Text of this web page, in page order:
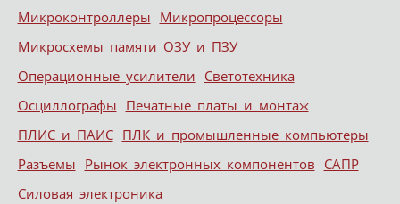
Микроконтроллеры Микропроцессоры
Микросхемы памяти ОЗУ и ПЗУ
Операционные усилители Светотехника
Осциллографы Печатные платы и монтаж
ПЛИС и ПАИС ПЛК и промышленные компьютеры
Разъемы Рынок электронных компонентов САПР
Силовая электроника